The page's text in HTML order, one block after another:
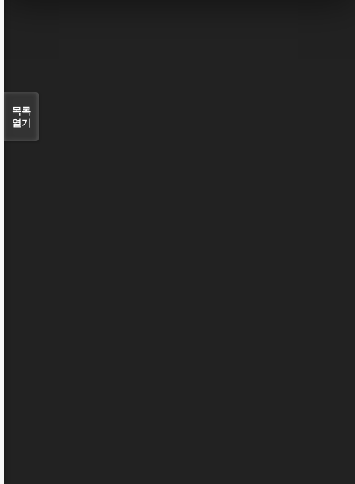
목록
열기